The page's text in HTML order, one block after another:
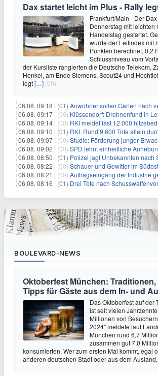
Dax startet leicht im Plus - Rally
Frankfurt/Main - Der
Donnerstag mit leichten
Handelstag gestartet.
wurde der Leitindex mit
Punkten berechnet, 0,2
Schlussniveau vom
der Kursliste rangierten die Deutsche Telekom,
Henkel, am Ende Siemens, Scout24 und
legt[…] (00)
06.08. 09:18 | (01) Anwohner sollen Gärten nach
06.08. 09:17 | (00) Klüssendorf: Drohnenfund in
06.08. 09:14 | (00) RKI meldet fast 12.000
06.08. 09:10 | (01) RKI: Rund 9.600 Tote allein durch
06.08. 09:07 | (00) Studie: Förderung junger Erwachsener
06.08. 09:02 | (00) SPD lehnt einheitliche Anhebung
06.08. 08:50 | (01) Polizei jagt Unbekannten nach
06.08. 08:22 | (00) Schauer und Gewitter im
06.08. 08:21 | (00) Auftragseingang der Industrie
06.08. 08:16 | (01) Drei Tote nach
BOULEVARD-NEWS
Oktoberfest München:
Tipps für Gäste aus dem In- und
Das Oktoberfest auf der
ist seit vielen
Millionen von
2024" meldete laut
München rund 6,7
zusammen gut 7,0
konsumierten. Wer zum ersten Mal kommt, egal
anderen deutschen Stadt oder aus dem